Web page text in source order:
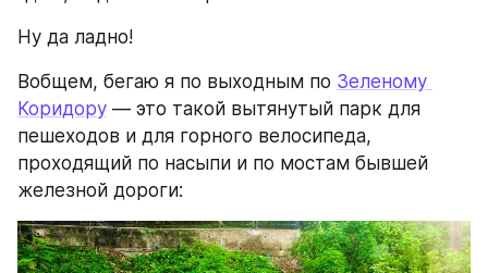
Ну да ладно!
Вобщем, бегаю я по выходным по Зеленому
Коридору — это такой вытянутый парк для
пешеходов и для горного велосипеда,
проходящий по насыпи и по мостам бывшей
железной дороги: